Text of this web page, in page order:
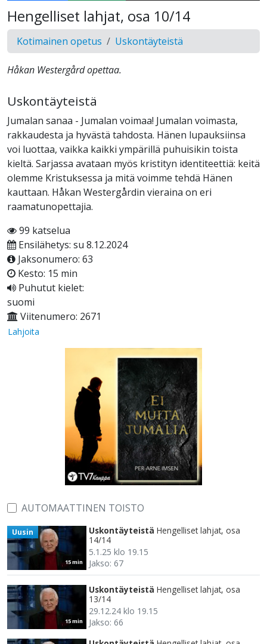
Hengelliset lahjat, osa 10/14
Kotimainen opetus Uskontäyteistä
Håkan Westergård opettaa.
Uskontäyteistä
Jumalan sanaa - Jumalan voimaa! Jumalan voimasta,
rakkaudesta ja hyvästä tahdosta. Hänen lupauksiinsa
voi luottaa, vaikka kaikki ympärillä puhuisikin toista
kieltä. Sarjassa avataan myös kristityn identiteettiä: keitä
olemme Kristuksessa ja mitä voimme tehdä Hänen
kauttaan. Håkan Westergårdin vieraina on eri
raamatunopettajia.
99 katselua
Ensilähetys: su 8.12.2024
Jaksonumero: 63
Kesto: 15 min
Puhutut kielet:
suomi
Viitenumero: 2671
Lahjoita
AUTOMAATTINEN TOISTO
15 min
Uusin Uskontäyteistä Hengelliset lahjat, osa
14/14
5.1.25 klo 19.15
Jakso: 67
15 min
Uskontäyteistä Hengelliset lahjat, osa
13/14
29.12.24 klo 19.15
Jakso: 66